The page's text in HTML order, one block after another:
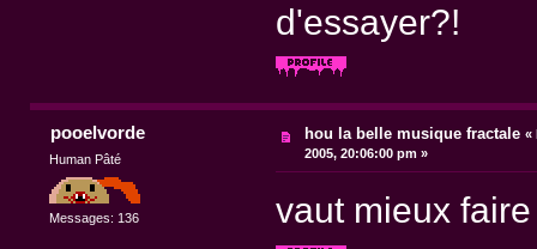
d'essayer?!
pooelvorde
Human Pâté
Messages: 136
hou la belle musique fractale «
2005, 20:06:00 pm »
vaut mieux